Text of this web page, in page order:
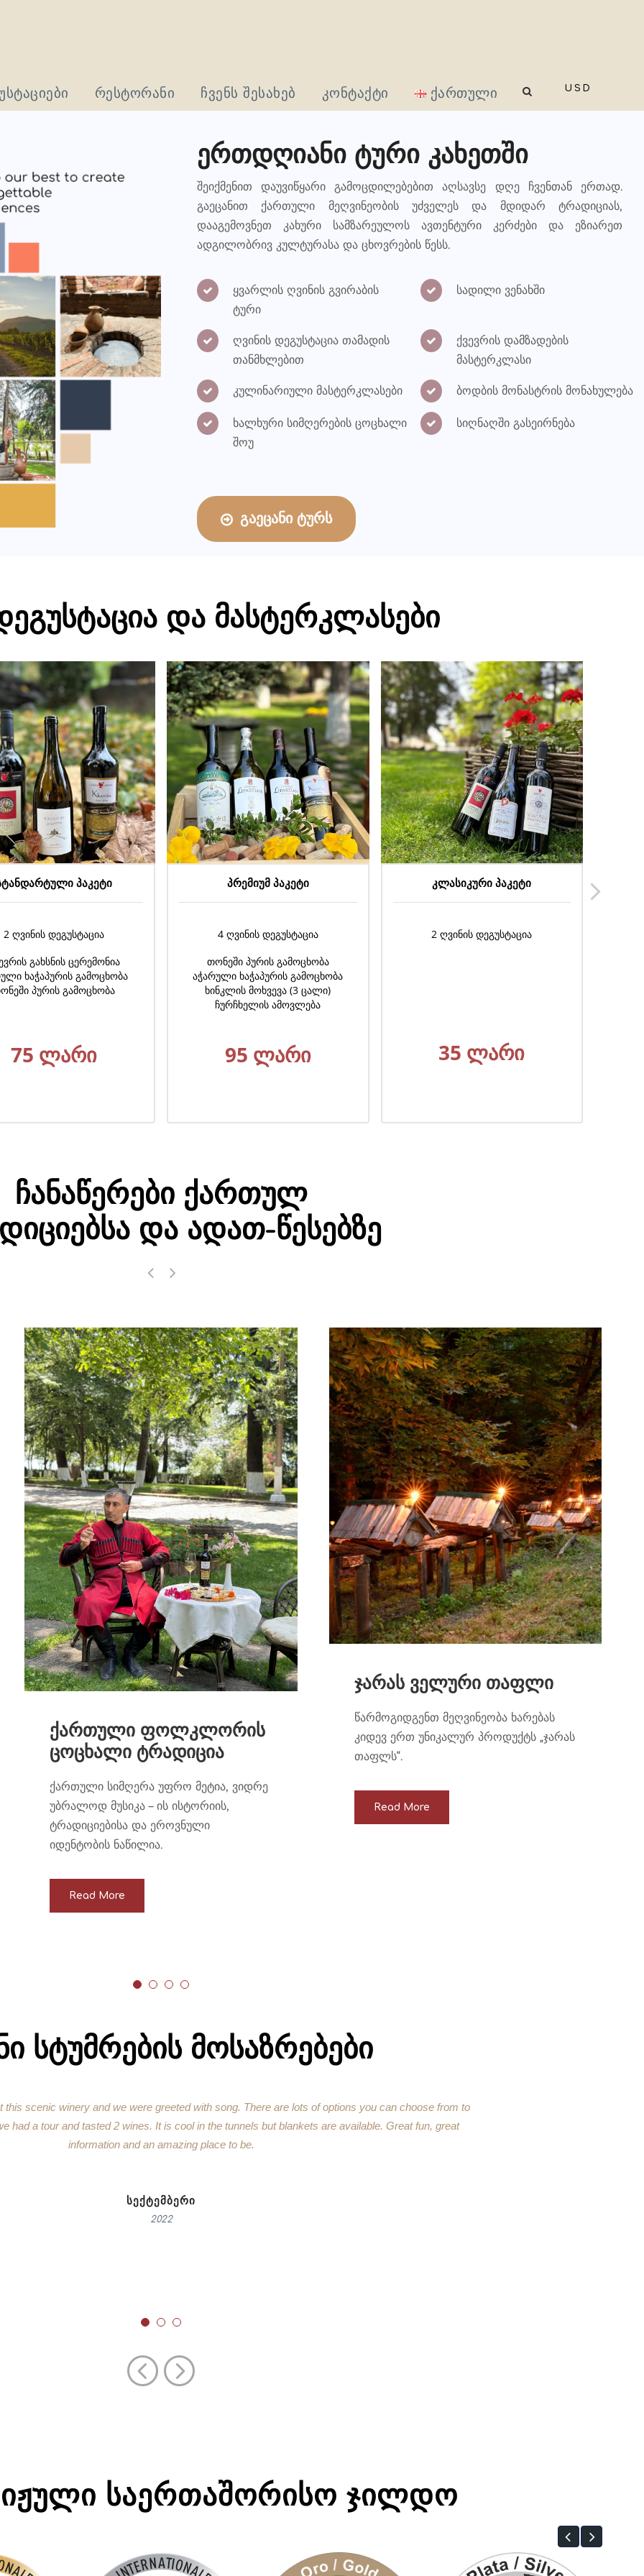
რესტორანი ჩვენს შესახებ კონტაქტი ქართული USD
ერთდღიანი ტური კახეთში
შეიქმენით დაუვიწყარი გამოცდილებებით აღსავსე დღე ჩვენთან ერთად.
გაეცანით ქართული მეღვინეობის უძველეს და მდიდარ ტრადიციას,
დააგემოვნეთ კახური სამზარეულოს ავთენტური კერძები და ეზიარეთ
ადგილობრივ კულტურასა და ცხოვრების წესს.
ყვარლის ღვინის გვირაბის
ტური
სადილი ვენახში
ღვინის დეგუსტაცია თამადის
თანმხლებით
ქვევრის დამზადების
მასტერკლასი
კულინარიული მასტერკლასები ბოდბის მონასტრის მონახულება
ხალხური სიმღერების ცოცხალი
შოუ
სიღნაღში გასეირნება
გაეცანი ტურს
და მასტერკლასები
პრემიუმ პაკეტი
4 ღვინის დეგუსტაცია
პურის გამოცხობა
ხაჭაპურის გამოცხობა
მოხვევა (3 ცალი)
95 ლარი
კლასიკური პაკეტი
2 ღვინის დეგუსტაცია
35 ლარი
შატო ლიპარტიანის პაკეტი
4 სახეობის ღვინის დეგუსტაცია
1000 ლარი
ჩანაწერები ქართულ
და ადათ-წესებზე
ქართული ფოლკლორის
ცოცხალი ტრადიცია
ქართული სიმღერა უფრო მეტია, ვიდრე
უბრალოდ მუსიკა – ის ისტორიის,
ტრადიციებისა და ეროვნული
იდენტობის ნაწილია.
Read More
ჯარას ველური თაფლი
წარმოგიდგენთ მეღვინეობა ხარებას
კიდევ ერთ უნიკალურ პროდუქტს „ჯარას
თაფლს“.
Read More
ᲡᲢᲣᲛᲠᲔᲑᲘᲡ ᲛᲝᲡᲐᲖᲠᲔᲑᲔᲑᲘ
this scenic winery and we were greeted with song. There are lots of options you can choose from to
had a tour and tasted 2 wines. It is cool in the tunnels but blankets are available. Great fun, great
information and an amazing place to be.
ᲡᲔᲥᲢᲔᲛᲑᲔᲠᲘ
2022
ᲡᲐᲔᲠᲗᲐᲨᲝᲠᲘᲡᲝ ᲯᲘᲚᲓᲝ